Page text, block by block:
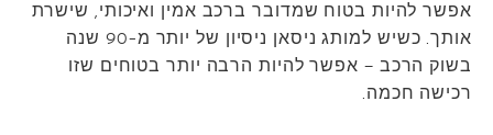
אפשר להיות בטוח שמדובר ברכב אמין ואיכותי, שישרת
אותך. כשיש למותג ניסאן ניסיון של יותר מ-90 שנה
בשוק הרכב – אפשר להיות הרבה יותר בטוחים שזו
רכישה חכמה.